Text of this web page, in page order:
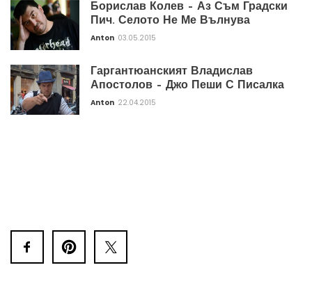
Борислав Колев – Аз Съм Градски
Пич. Селото Не Ме Вълнува
Anton 03.05.2015
Гаргантюанският Владислав
Апостолов – Джо Пеши С Писалка
Anton 22.04.2015